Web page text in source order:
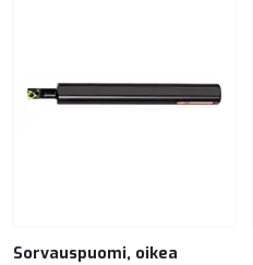
Sorvauspuomi, oikea